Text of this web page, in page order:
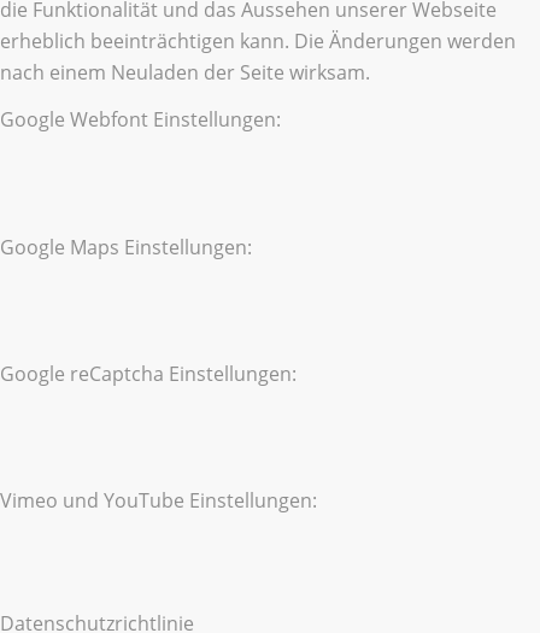
die Funktionalität und das Aussehen unserer Webseite
erheblich beeinträchtigen kann. Die Änderungen werden
nach einem Neuladen der Seite wirksam.
Google Webfont Einstellungen:
Google Maps Einstellungen:
Google reCaptcha Einstellungen:
Vimeo und YouTube Einstellungen:
Datenschutzrichtlinie